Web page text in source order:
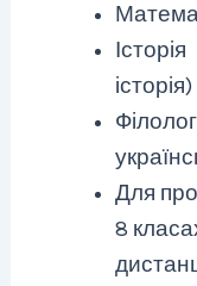
історія)
Для
8